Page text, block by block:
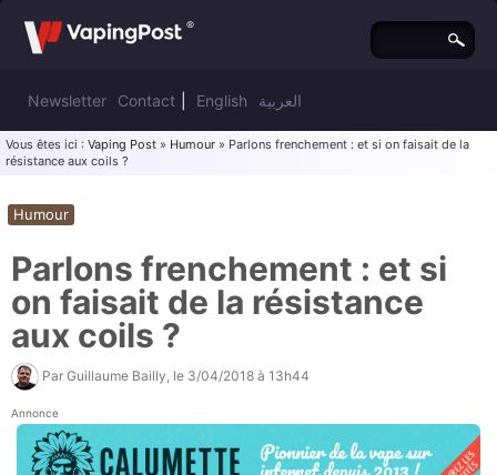
Newsletter Contact English العربية
Vous êtes ici : Vaping Post » Humour » Parlons frenchement : et si on faisait de la
résistance aux coils ?
Humour
Parlons frenchement : et si
on faisait de la résistance
aux coils ?
Par Guillaume Bailly , le 3/04/2018 à 13h44
Annonce